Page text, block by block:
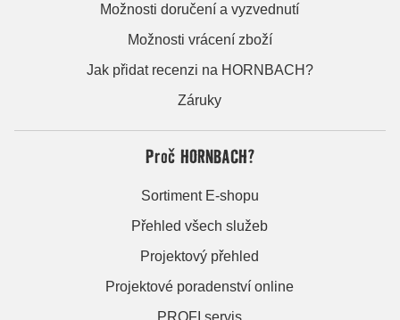
Možnosti doručení a vyzvednutí
Možnosti vrácení zboží
Jak přidat recenzi na HORNBACH?
Záruky
Proč HORNBACH?
Sortiment E-shopu
Přehled všech služeb
Projektový přehled
Projektové poradenství online
PROFI servis